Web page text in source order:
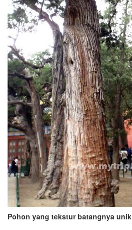
Pohon yang tekstur batangnya unik